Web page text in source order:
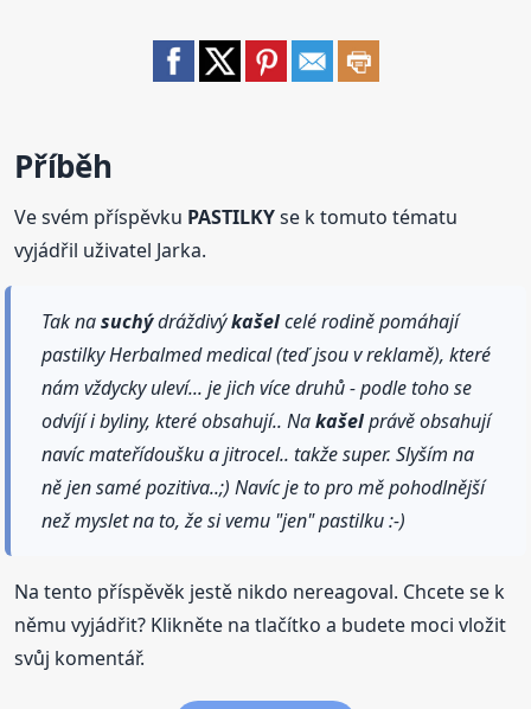
Příběh
Ve svém příspěvku PASTILKYse k tomuto tématu
vyjádřil uživatel Jarka.
Tak nasuchýdráždivýkašelcelé rodině pomáhají
pastilky Herbalmed medical (teď jsou v reklamě), které
nám vždycky uleví... je jich více druhů - podle toho se
odvíjí i byliny, které obsahují.. Nakašelprávě obsahují
navíc mateřídoušku a jitrocel.. takže super. Slyším na
ně jen samé pozitiva..;) Navíc je to pro mě pohodlnější
než myslet na to, že si vemu "jen" pastilku :-)
Na tento příspěvěk jestě nikdo nereagoval. Chcete se k
němu vyjádřit? Klikněte na tlačítko a budete moci vložit
svůj komentář.